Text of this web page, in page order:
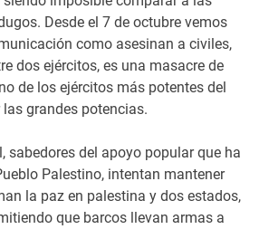
Desde el 7 de octubre vemos
como asesinan a civiles,
dos ejércitos, es una masacre de
de los ejércitos más potentes del
grandes potencias.
sabedores del apoyo popular que ha
Palestino, intentan mantener
la paz en palestina y dos estados,
que barcos llevan armas a